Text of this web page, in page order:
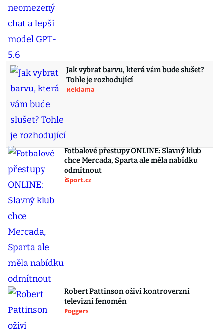
Jak vybrat barvu, která vám bude slušet?
Tohle je rozhodující
Reklama
Fotbalové přestupy ONLINE: Slavný klub
chce Mercada, Sparta ale měla nabídku
odmítnout
iSport.cz
Robert Pattinson oživí kontroverzní
televizní fenomén
Poggers